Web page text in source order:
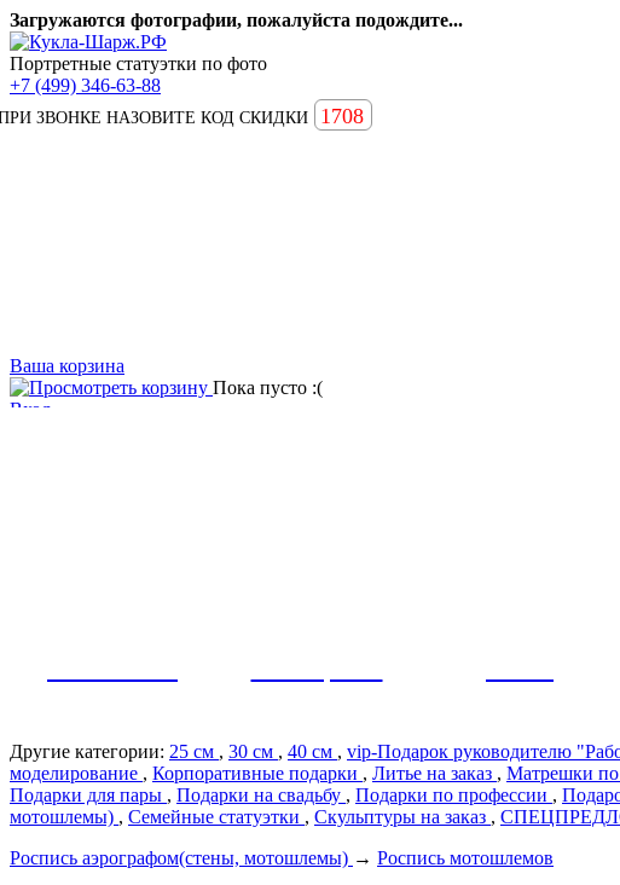
Загружаются фотографии, пожалуйста подождите...
Портретные статуэтки по фото
+7 (499) 346-63-88
ЗВОНКЕ НАЗОВИТЕ КОД СКИДКИ 1708
Ваша корзина
Пока пусто :(
Вход
Другие категории: 25 см , 30 см , 40 см , vip-Подарок руководителю
моделирование , Корпоративные подарки , Литье на заказ , Матрешки
Подарки для пары , Подарки на свадьбу , Подарки по профеcсии ,
мотошлемы) , Семейные статуэтки , Скульптуры на заказ ,
Роспись аэрографом(стены, мотошлемы) → Роспись мотошлемов